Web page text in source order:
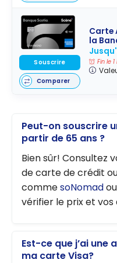
Carte
la
Fin le
Souscrire
Comparer
Peut-on souscrire
partir de 65 ans ?
Bien sûr! Consultez
de carte de crédit
commesoNomad
vérifier le prix et vos
Est-ce que j’ai une
ma carte Visa?